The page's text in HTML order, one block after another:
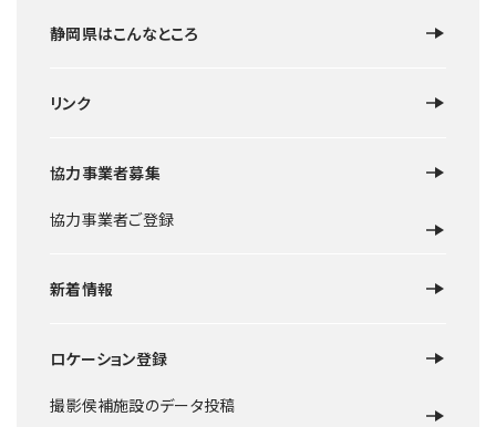
静岡県はこんなところ
リンク
協力事業者募集
協力事業者ご登録
新着情報
ロケーション登録
撮影侯補施設のデータ投稿
※実際に、３Ｆ部分は元々カフェだったのですがそのまま残し